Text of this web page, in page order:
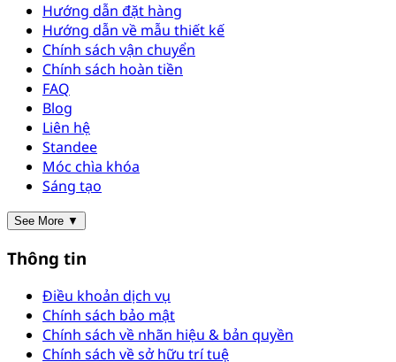
Hướng dẫn đặt hàng
Hướng dẫn về mẫu thiết kế
Chính sách vận chuyển
Chính sách hoàn tiền
FAQ
Blog
Liên hệ
Standee
Móc chìa khóa
Sáng tạo
See More ▼
Thông tin
Điều khoản dịch vụ
Chính sách bảo mật
Chính sách về nhãn hiệu & bản quyền
Chính sách về sở hữu trí tuệ